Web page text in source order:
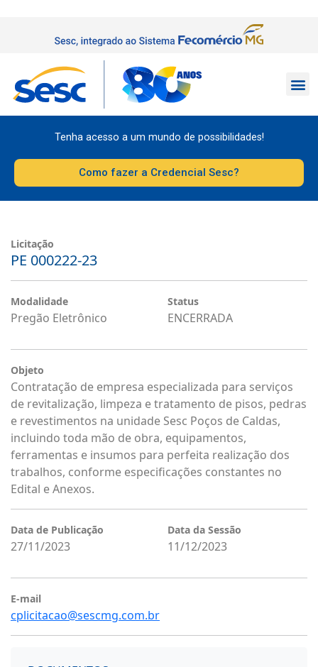
Tenha acesso a um mundo de possibilidades!
Como fazer a Credencial Sesc?
Licitação
PE 000222-23
Modalidade
Pregão Eletrônico
Status
ENCERRADA
Objeto
Contratação de empresa especializada para serviços
de revitalização, limpeza e tratamento de pisos, pedras
e revestimentos na unidade Sesc Poços de Caldas,
incluindo toda mão de obra, equipamentos,
ferramentas e insumos para perfeita realização dos
trabalhos, conforme especificações constantes no
Edital e Anexos.
Data de Publicação
27/11/2023
Data da Sessão
11/12/2023
E-mail
cplicitacao@sescmg.com.br